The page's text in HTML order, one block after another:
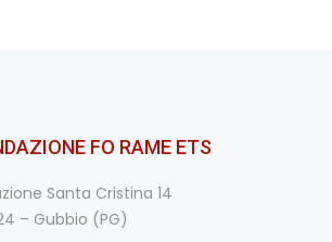
FO RAME ETS
Santa Cristina 14
– Gubbio (PG)